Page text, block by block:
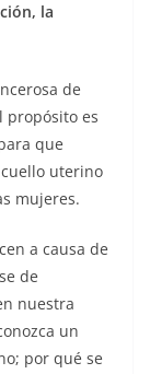
la
de
propósito es
que
uterino
mujeres.
a causa de
de
nuestra
un
por qué se